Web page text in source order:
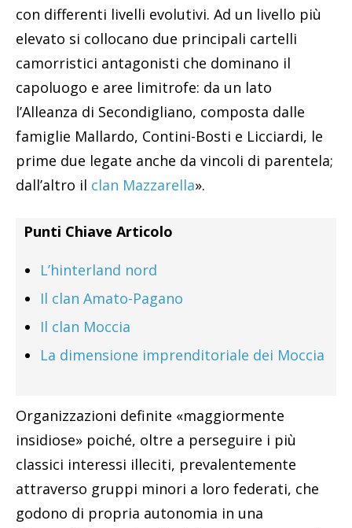
con differenti livelli evolutivi. Ad un livello più
elevato si collocano due principali cartelli
camorristici antagonisti che dominano il
capoluogo e aree limitrofe: da un lato
l’Alleanza di Secondigliano, composta dalle
famiglie Mallardo, Contini-Bosti e Licciardi, le
prime due legate anche da vincoli di parentela;
dall’altro il clan Mazzarella».
Punti Chiave Articolo
L’hinterland nord
Il clan Amato-Pagano
Il clan Moccia
La dimensione imprenditoriale dei Moccia
Organizzazioni definite «maggiormente
insidiose» poiché, oltre a perseguire i più
classici interessi illeciti, prevalentemente
attraverso gruppi minori a loro federati, che
godono di propria autonomia in una